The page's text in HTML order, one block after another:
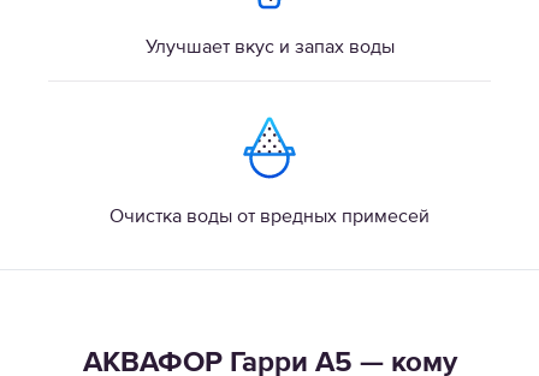
Улучшает вкус и запах воды
Очистка воды от вредных примесей
АКВАФОР Гарри А5 — кому